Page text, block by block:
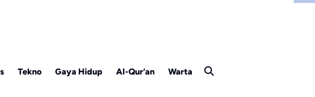
Tekno Gaya Hidup Al-Qur’an Warta